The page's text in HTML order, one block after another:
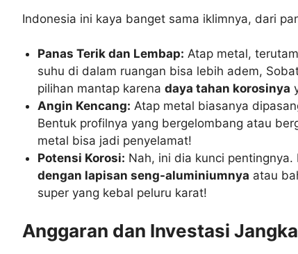
Indonesia ini kaya banget sama iklimnya, dari
Panas Terik dan Lembap: Atap metal,
suhu di dalam ruangan bisa lebih adem,
pilihan mantap karenadaya tahan korosinya
Angin Kencang: Atap metal biasanya
Bentuk profilnya yang bergelombang atau
metal bisa jadi penyelamat!
Potensi Korosi: Nah, ini dia kunci
dengan lapisan seng-aluminiumnya atau
super yang kebal peluru karat!
Anggaran dan Investasi